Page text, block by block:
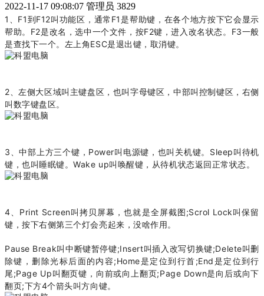
2022-11-17 09:08:07 管理员 3829
1、F1到F12叫功能区，通常F1是帮助键，在各个地方按下它会显示
帮助。F2是改名，选中一个文件，按F2键，进入改名状态。F3一般
是查找下一个。左上角ESC是退出键，取消键。
2、左侧大区域叫主键盘区，也叫字母键区，中部叫控制键区，右侧
叫数字键盘区。
3、中部上方三个键，Power叫电源键，也叫关机键。Sleep叫待机
键，也叫睡眠键。Wake up叫唤醒键，从待机状态返回正常状态。
4、Print Screen叫拷贝屏幕，也就是全屏截图;Scrol Lock叫保留
键，按下右侧第三个灯会亮起来，没啥作用。
Pause Break叫中断键暂停键;Insert叫插入改写切换键;Delete叫删
除键，删除光标后面的内容;Home是定位到行首;End是定位到行
尾;Page Up叫翻页键，向前或向上翻页;Page Down是向后或向下
翻页;下方4个箭头叫方向键。